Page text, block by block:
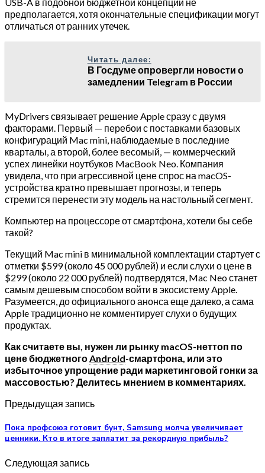
предполагается, хотя окончательные спецификации могут
отличаться от ранних утечек.
Читать далее:
В Госдуме опровергли новости о
замедлении Telegram в России
MyDrivers связывает решение Apple сразу с двумя
факторами. Первый — перебои с поставками базовых
конфигураций Mac mini, наблюдаемые в последние
кварталы, а второй, более весомый, — коммерческий
успех линейки ноутбуков MacBook Neo. Компания
увидела, что при агрессивной цене спрос на macOS-
устройства кратно превышает прогнозы, и теперь
стремится перенести эту модель на настольный сегмент.
Компьютер на процессоре от смартфона, хотели бы себе
такой?
Текущий Mac mini в минимальной комплектации стартует с
отметки $599 (около 45 000 рублей) и если слухи о цене в
$299 (около 22 000 рублей) подтвердятся, Mac Neo станет
самым дешевым способом войти в экосистему Apple.
Разумеется, до официального анонса еще далеко, а сама
Apple традиционно не комментирует слухи о будущих
продуктах.
Как считаете вы, нужен ли рынку macOS-неттоп по
цене бюджетногоAndroid-смартфона, или это
избыточное упрощение ради маркетинговой гонки за
массовостью? Делитесь мнением в комментариях.
Предыдущая запись
Пока профсоюз готовит бунт, Samsung молча увеличивает
ценники. Кто в итоге заплатит за рекордную прибыль?
Следующая запись